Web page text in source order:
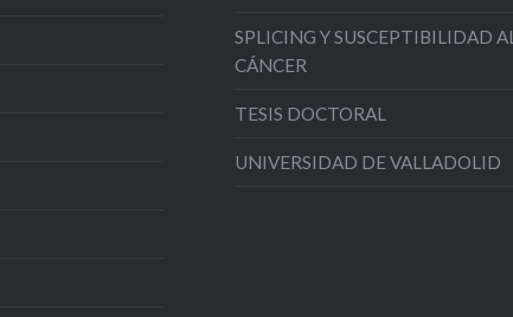
SPLICING Y SUSCEPTIBILIDAD AL
CÁNCER
TESIS DOCTORAL
UNIVERSIDAD DE VALLADOLID